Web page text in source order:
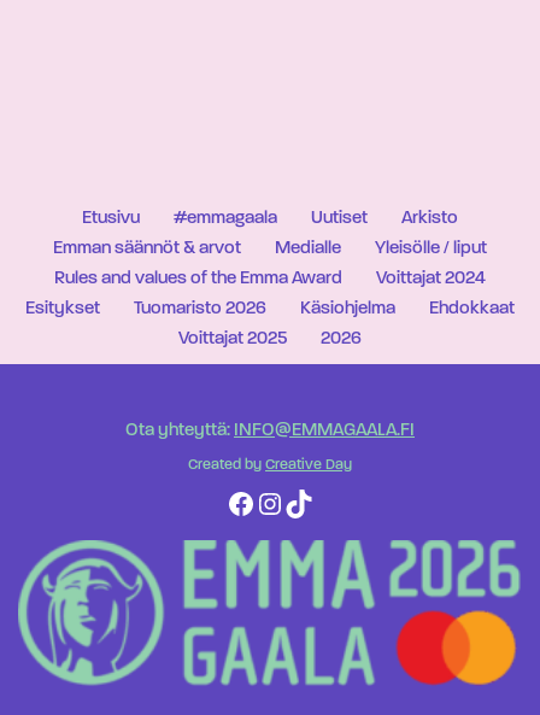
Etusivu #emmagaala Uutiset
Arkisto
Emman säännöt & arvot
Medialle
Yleisölle / liput
Rules and values of the Emma Award
Voittajat 2024
Esitykset
Tuomaristo 2026 Käsiohjelma
Ehdokkaat
Voittajat 2025
2026
Ota yhteyttä: INFO@EMMAGAALA.FI
Created by Creative Day